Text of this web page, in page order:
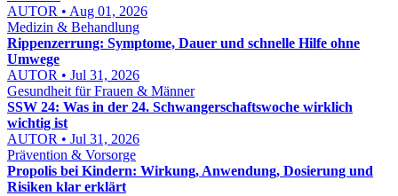
AUTOR • Aug 01, 2026
Medizin & Behandlung
Rippenzerrung: Symptome, Dauer und schnelle Hilfe ohne
Umwege
AUTOR • Jul 31, 2026
Gesundheit für Frauen & Männer
SSW 24: Was in der 24. Schwangerschaftswoche wirklich
wichtig ist
AUTOR • Jul 31, 2026
Prävention & Vorsorge
Propolis bei Kindern: Wirkung, Anwendung, Dosierung und
Risiken klar erklärt